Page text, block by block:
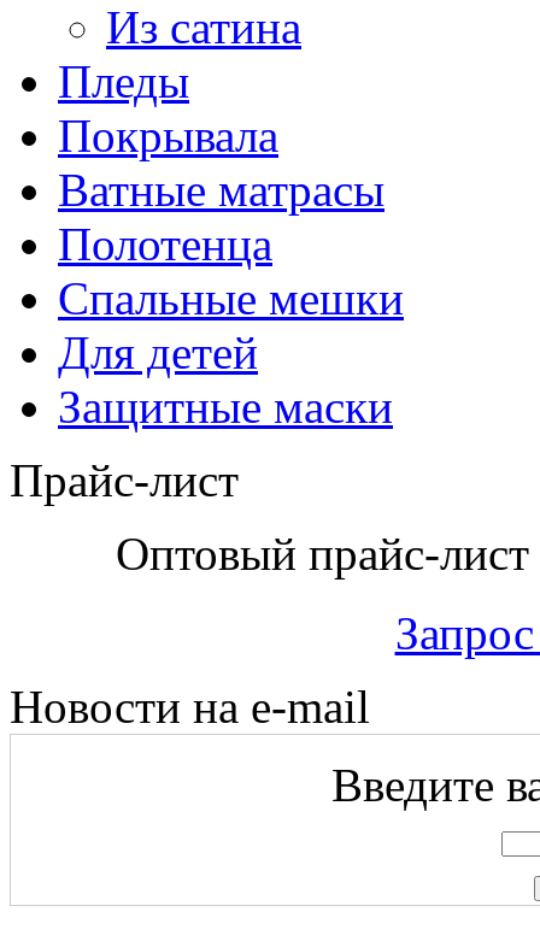
Из сатина
Пледы
Покрывала
Ватные матрасы
Полотенца
Спальные мешки
Для детей
Защитные маски
Прайс-лист
Оптовый прайс-лист
Новости на e-mail
Введите